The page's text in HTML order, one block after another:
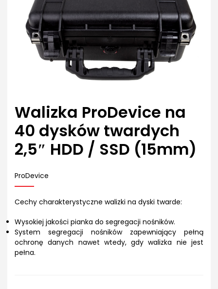
Walizka ProDevice na
40 dysków twardych
2,5″ HDD / SSD (15mm)
ProDevice
Cechy charakterystyczne walizki na dyski twarde:
Wysokiej jakości pianka do segregacji nośników.
System segregacji nośników zapewniający pełną
ochronę danych nawet wtedy, gdy walizka nie jest
pełna.